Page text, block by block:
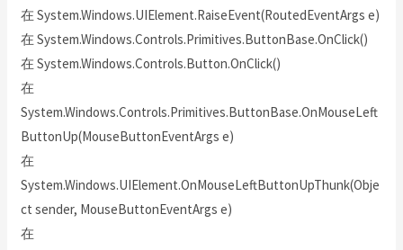
在 System.Windows.UIElement.RaiseEvent(RoutedEventArgs e)
在 System.Windows.Controls.Primitives.ButtonBase.OnClick()
在 System.Windows.Controls.Button.OnClick()
在
System.Windows.Controls.Primitives.ButtonBase.OnMouseLeft
ButtonUp(MouseButtonEventArgs e)
在
System.Windows.UIElement.OnMouseLeftButtonUpThunk(Obje
ct sender, MouseButtonEventArgs e)
在